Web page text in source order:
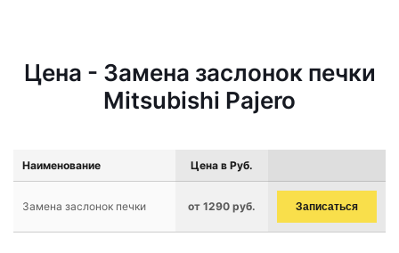
Цена - Замена заслонок печки
Mitsubishi Pajero
Наименование Цена в Руб.
Замена заслонок печки от 1290 руб. Записаться